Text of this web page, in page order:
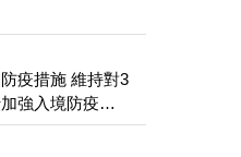
疫措施 維持對3
強入境防疫措